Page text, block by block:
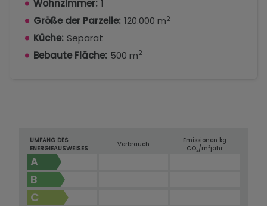
Wohnzimmer: 1
Größe der Parzelle: 120.000 m2
Küche: Separat
Bebaute Fläche: 500 m2
UMFANG DES
ENERGIEAUSWEISES
Verbrauch
Emissionen kg
CO2/m2jahr
A
B
C